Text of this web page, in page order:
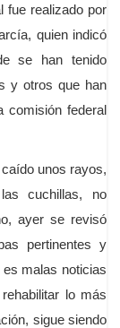
fue realizado por
quien indicó
se han tenido
y otros que han
comisión federal
unos rayos,
cuchillas, no
ayer se revisó
pertinentes y
malas noticias
lo más
sigue siendo